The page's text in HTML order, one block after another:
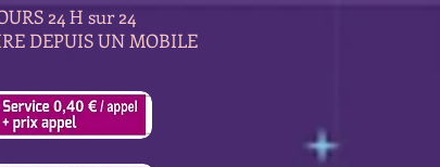
24 H sur 24
DEPUIS UN MOBILE